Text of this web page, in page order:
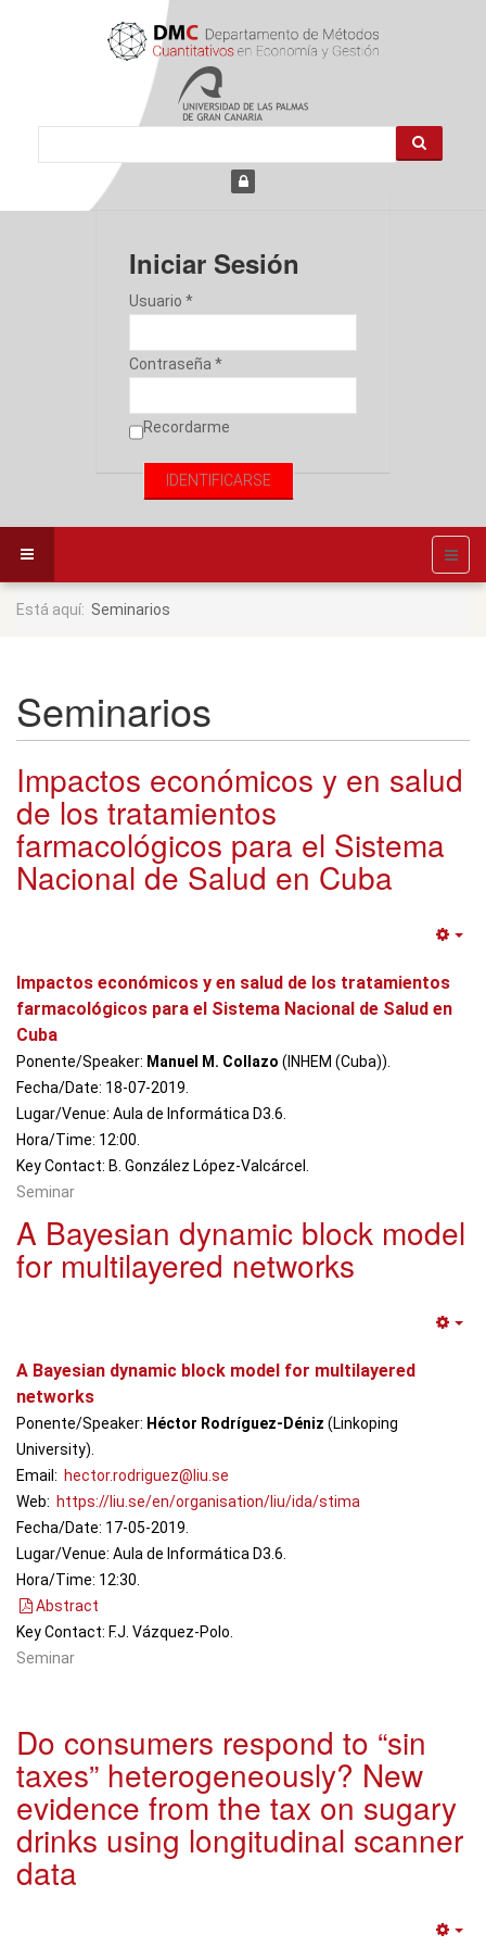
Iniciar Sesión
Usuario *
Contraseña *
Recordarme
Está aquí: Seminarios
Seminarios
Impactos económicos y en salud
de los tratamientos
farmacológicos para el Sistema
Nacional de Salud en Cuba
Impactos económicos y en salud de los tratamientos
farmacológicos para el Sistema Nacional de Salud en
Cuba
Ponente/Speaker: Manuel M. Collazo (INHEM (Cuba)).
Fecha/Date: 18-07-2019.
Lugar/Venue: Aula de Informática D3.6.
Hora/Time: 12:00.
Key Contact: B. González López-Valcárcel.
Seminar
A Bayesian dynamic block model
for multilayered networks
A Bayesian dynamic block model for multilayered
networks
Ponente/Speaker: Héctor Rodríguez-Déniz (Linkoping
University).
Email: hector.rodriguez@liu.se
Web: https://liu.se/en/organisation/liu/ida/stima
Fecha/Date: 17-05-2019.
Lugar/Venue: Aula de Informática D3.6.
Hora/Time: 12:30.
Abstract
Key Contact: F.J. Vázquez-Polo.
Seminar
Do consumers respond to “sin
taxes” heterogeneously? New
evidence from the tax on sugary
drinks using longitudinal scanner
data